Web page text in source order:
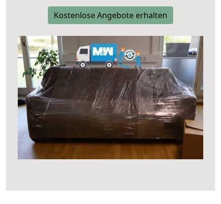
Kostenlose Angebote erhalten